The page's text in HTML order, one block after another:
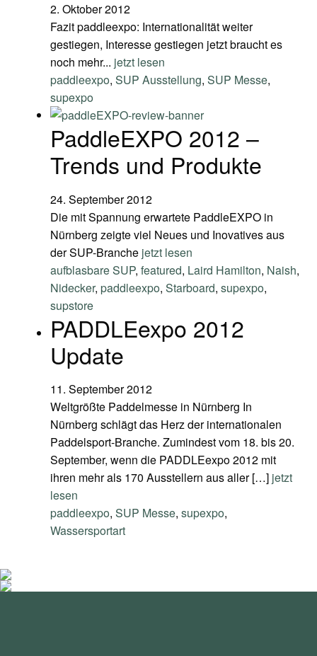
2. Oktober 2012
Fazit paddleexpo: Internationalität weiter
gestiegen, Interesse gestiegen jetzt braucht es
noch mehr... jetzt lesen
paddleexpo, SUP Ausstellung, SUP Messe,
supexpo
PaddleEXPO 2012 –
Trends und Produkte
24. September 2012
Die mit Spannung erwartete PaddleEXPO in
Nürnberg zeigte viel Neues und Inovatives aus
der SUP-Branche jetzt lesen
aufblasbare SUP, featured, Laird Hamilton, Naish,
Nidecker, paddleexpo, Starboard, supexpo,
supstore
PADDLEexpo 2012
Update
11. September 2012
Weltgrößte Paddelmesse in Nürnberg In
Nürnberg schlägt das Herz der internationalen
Paddelsport-Branche. Zumindest vom 18. bis 20.
September, wenn die PADDLEexpo 2012 mit
ihren mehr als 170 Ausstellern aus aller […] jetzt
lesen
paddleexpo, SUP Messe, supexpo,
Wassersportart